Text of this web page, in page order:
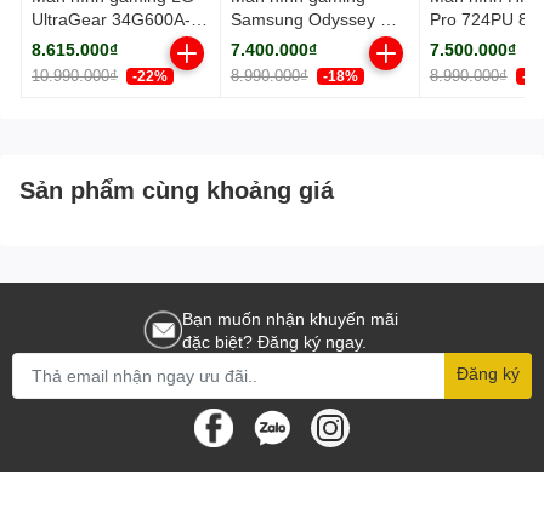
UltraGear 34G600A-B
(34Inch/ UWQHD
(3440x1440)/ 1ms/
160Hz/ 300cd/m2/ VA/
8.615.000₫
10.990.000₫ -22%
Samsung Odyssey G5
LS32FG502EEXXV
(32Inch/ 2K/ 1ms/
180Hz/ 300cd/m2/
7.400.000₫
8.990.000₫ -18%
Pro 724PU
(24.0Inch/
5ms/ 100HZ/
350cd/m2/
7.500.000₫
8.990.000₫ -
Sản phẩm cùng khoảng giá
Bạn muốn nhận khuyến mãi
đặc biệt? Đăng ký ngay.
Đăng ký